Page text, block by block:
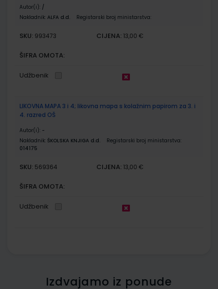
Autor(i): /
Nakladnik: ALFA d.d. Registarski broj ministarstva:
SKU: 993473 CIJENA: 13,00 €
ŠIFRA OMOTA:
Udžbenik
LIKOVNA MAPA 3 i 4; likovna mapa s kolažnim papirom za 3. i
4. razred OŠ
Autor(i): -
Nakladnik: ŠKOLSKA KNJIGA d.d.
Registarski broj ministarstva:
014175
SKU: 569364 CIJENA: 13,00 €
ŠIFRA OMOTA:
Udžbenik
Izdvajamo iz ponude